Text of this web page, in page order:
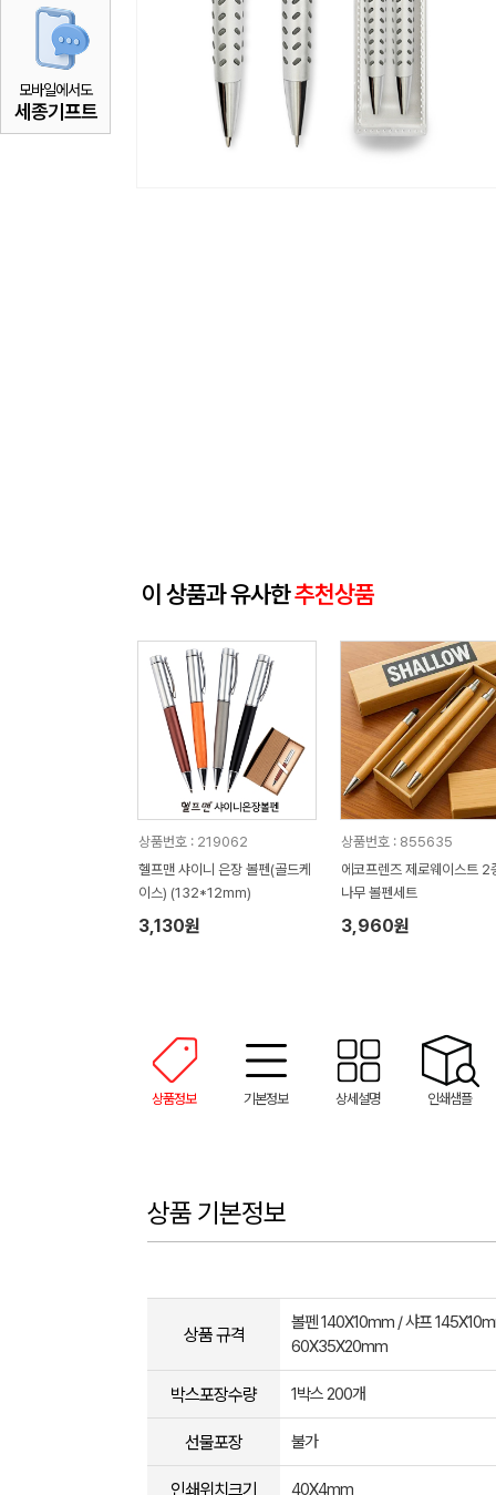
모바일에서도
세종기프트
이 상품과 유사한추천상품
상품번호 : 219062
헬프맨 샤이니 은장 볼펜(골드케
이스) (132*12mm)
3,130원
상품번호 : 855635
에코프렌즈 제로웨이스트 2
나무 볼펜세트
3,960원
상품정보 기본정보 상세설명 인쇄샘플
상품 기본정보
상품 규격
볼펜 140X10mm / 샤프
60X35X20mm
박스포장수량 1박스 200개
선물포장 불가
인쇄위치크기 40X4mm